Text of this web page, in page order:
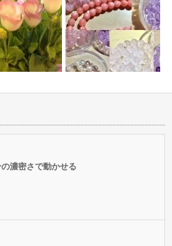
ス効果を高めるために
声を…
あなたの喜びは何ですか
濃密さで動かせる